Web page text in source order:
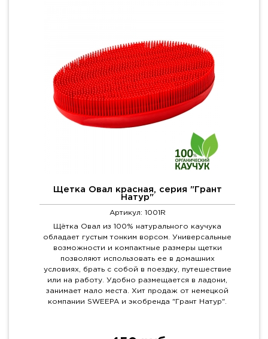
Щетка Овал красная, серия "Грант
Натур"
Артикул: 1001R
Щётка Овал из 100% натурального каучука
обладает густым тонким ворсом. Универсальные
возможности и компактные размеры щетки
позволяют использовать ее в домашних
условиях, брать с собой в поездку, путешествие
или на работу. Удобно размещается в ладони,
занимает мало места. Хит продаж от немецкой
компании SWEEPA и экобренда "Грант Натур".